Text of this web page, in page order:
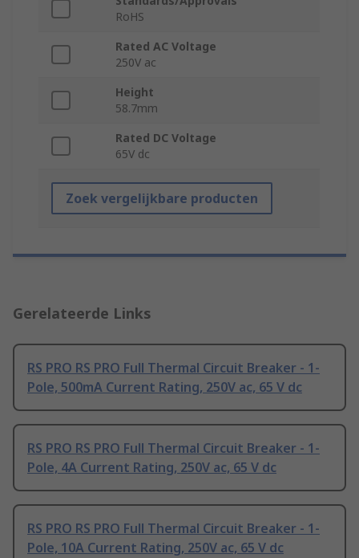
RoHS
Rated AC Voltage
250V ac
Height
58.7mm
Rated DC Voltage
65V dc
Zoek vergelijkbare producten
Gerelateerde Links
RS PRO RS PRO Full Thermal Circuit Breaker - 1-
Pole, 500mA Current Rating, 250V ac, 65 V dc
RS PRO RS PRO Full Thermal Circuit Breaker - 1-
Pole, 4A Current Rating, 250V ac, 65 V dc
RS PRO RS PRO Full Thermal Circuit Breaker - 1-
Pole, 10A Current Rating, 250V ac, 65 V dc